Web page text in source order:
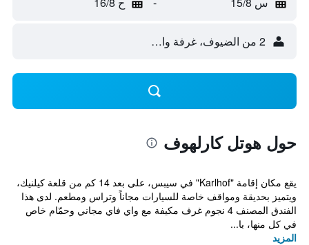
2 من الضيوف، غرفة واحدة
حول هوتل كارلهوف
يقع مكان إقامة "Karlhof" في سيبس، على بعد 14 كم من قلعة كيلنيك،
ويتميز بحديقة ومواقف خاصة للسيارات مجاناً وتراس ومطعم. لدى هذا
الفندق المصنف 4 نجوم غرف مكيفة مع واي فاي مجاني وحمّام خاص
في كل منها، با...
المزيد